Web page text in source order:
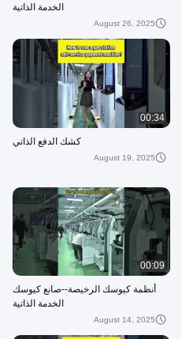
الخدمة الذاتية
August 26, 2025
00:34
كشك الدفع الذاتي
August 19, 2025
00:09
أنظمة كيوسك الرخيصة--صانع كيوسك
الخدمة الذاتية
August 14, 2025